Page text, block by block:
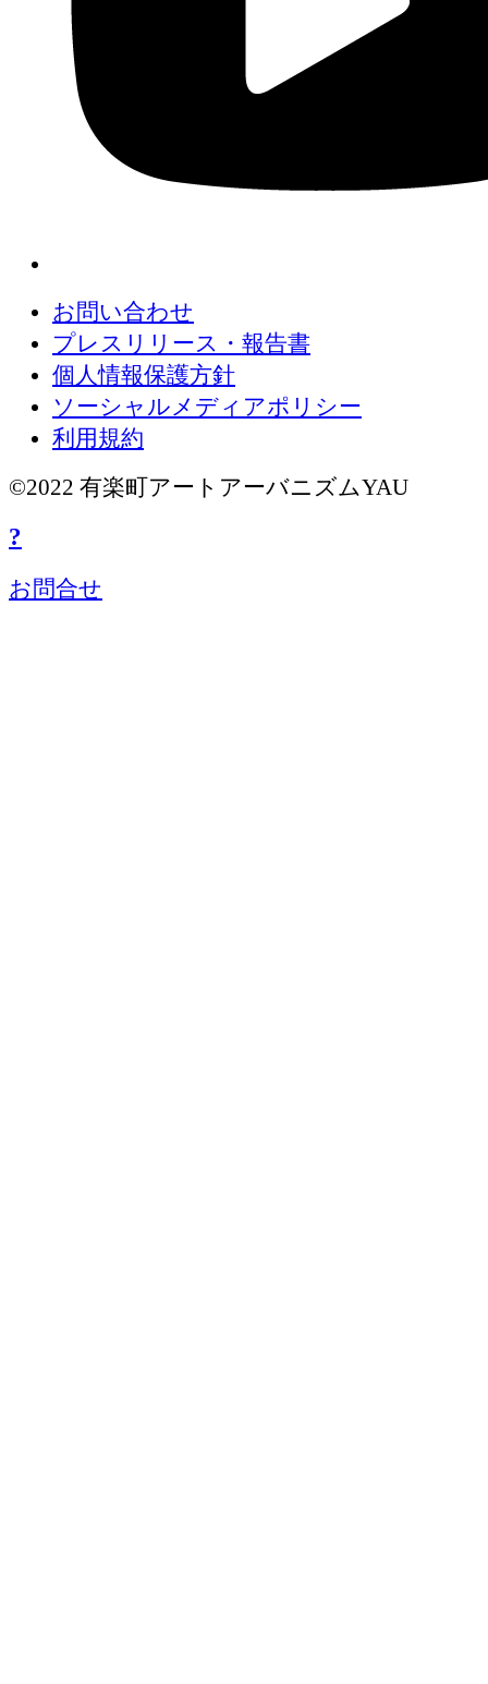
お問い合わせ
プレスリリース・報告書
個人情報保護方針
ソーシャルメディアポリシー
利用規約
©2022 有楽町アートアーバニズムYAU
?
お問合せ